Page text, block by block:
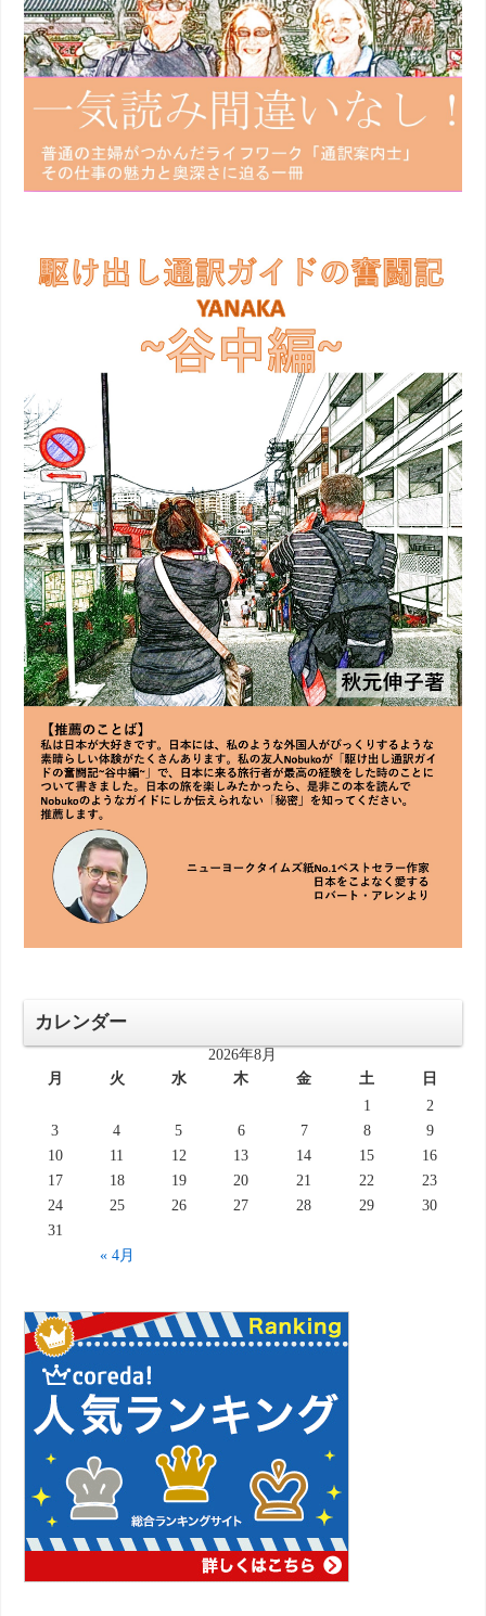
カレンダー
2026年8月
月
火 水 木 金 土 日
« 4月
1
2
3
4 5 6 7 8
9
10
11 12 13 14 15
16
17
18 19 20 21 22
23
24
25 26 27 28 29
30
31